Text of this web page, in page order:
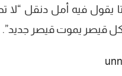
يقول فيه أمل دنقل “لا
قيصر يموت قيصر جديد”.